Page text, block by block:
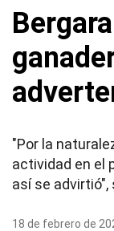
"Por la
actividad en el
así se advirtió",
18 de febrero de